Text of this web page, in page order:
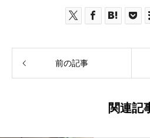
前の記事
関連記